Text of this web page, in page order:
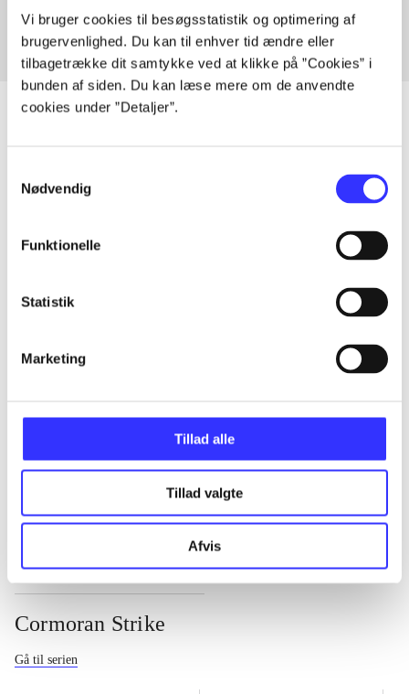
Vi bruger cookies til besøgsstatistik og optimering af
brugervenlighed. Du kan til enhver tid ændre eller
tilbagetrække dit samtykke ved at klikke på ”Cookies” i
bunden af siden. Du kan læse mere om de anvendte
cookies under ”Detaljer”.
Nødvendig
Funktionelle
Statistik
Marketing
Tillad alle
Tillad valgte
Afvis
Alle registrerede artikler fordelt på udgivelser
...
...
...
Cormoran Strike
Gå til serien